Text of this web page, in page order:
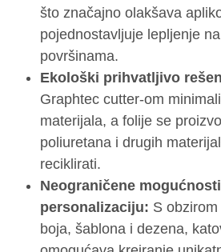
što značajno olakšava
pojednostavljuje lepljenje
površinama.
Ekološki prihvatljivo
Graphtec cutter-om
materijala, a folije se
poliuretana i drugih
reciklirati.
Neograničene
personalizaciju: S
boja, šablona i dezena,